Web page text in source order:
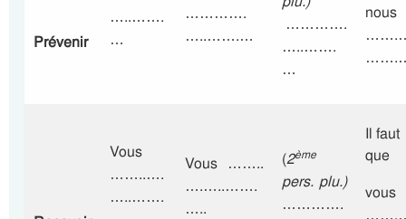
Prévenir
…..…….
…
………….
…..…….…
………….
…..…….
…
nous
Vous
……..….
…..…….
Vous ……..
….…..…….
…..
(2ème
pers. plu.)
………….
Il faut
que
vous